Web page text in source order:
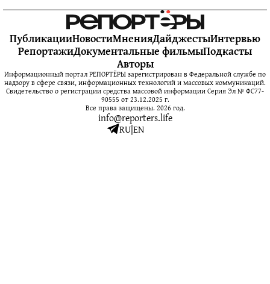
ПубликацииНовостиМненияДайджестыИнтервью
РепортажиДокументальные фильмыПодкасты
Авторы
Информационный портал РЕПОРТЁРЫ зарегистрирован в Федеральной службе по
надзору в сфере связи, информационных технологий и массовых коммуникаций.
Свидетельство о регистрации средства массовой информации Серия Эл № ФС77-
90555 от 23.12.2025 г.
Все права защищены. 2026 год.
info@reporters.life
RU|EN